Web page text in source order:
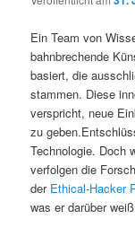
Ein Team von
bahnbrechende
basiert, die
stammen. Diese
verspricht, neue
zu
Technologie. Doch
verfolgen die
derEthical-Hacker
was er darüber